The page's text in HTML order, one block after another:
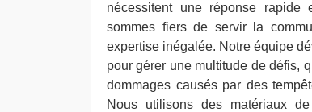
nécessitent une réponse
sommes fiers de servir la
expertise inégalée. Notre équipe
pour gérer une multitude de défis,
dommages causés par des
Nous utilisons des matériaux